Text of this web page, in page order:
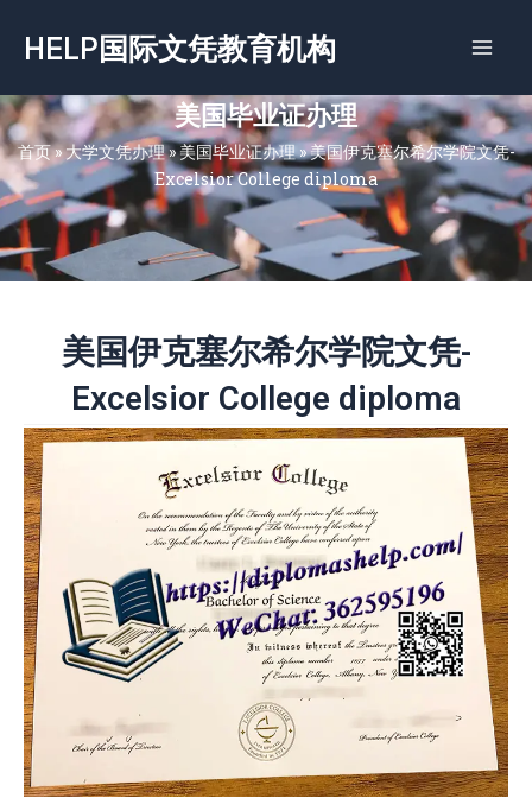
容
HELP国际文凭教育机构
美国毕业证办理
首页»大学文凭办理»美国毕业证办理»美国伊克塞尔希尔学院文凭-
Excelsior College diploma
美国伊克塞尔希尔学院文凭-
Excelsior College diploma